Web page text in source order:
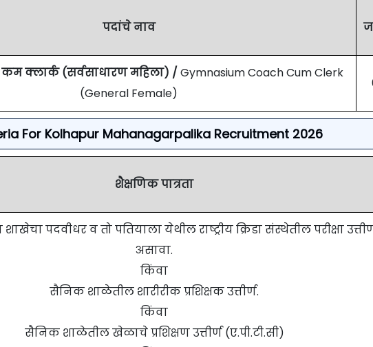
पदांचे नाव
क्लार्क (सर्वसाधारण महिला) / Gymnasium Coach Cum Clerk
(General Female)
For Kolhapur Mahanagarpalika Recruitment 2026
शैक्षणिक पात्रता
पदवीधर व तो पतियाला येथील राष्ट्रीय क्रिडा संस्थेतील परीक्षा
असावा.
किंवा
सैनिक शाळेतील शारीरीक प्रशिक्षक उत्तीर्ण.
किंवा
सैनिक शाळेतील खेळाचे प्रशिक्षण उत्तीर्ण (ए.पी.टी.सी)